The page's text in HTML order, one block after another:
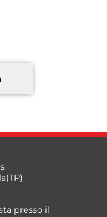
presso il